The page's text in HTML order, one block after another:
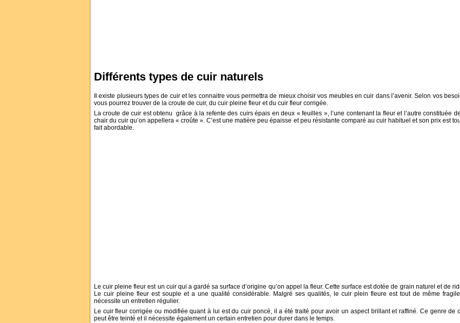
Différents types de cuir naturels
Il existe plusieurs types de cuir et les connaitre vous permettra de mieux choisir vos meubles en cuir dans l’avenir. Selon vos
vous pourrez trouver de la croute de cuir, du cuir pleine fleur et du cuir fleur corrigée.
La croute de cuir est obtenu grâce à la refente des cuirs épais en deux « feuilles », l’une contenant la fleur et l’autre constituée
chair du cuir qu’on appellera « croûte ». C’est une matière peu épaisse et peu résistante comparé au cuir habituel et son prix est
fait abordable.
Le cuir pleine fleur est un cuir qui a gardé sa surface d’origine qu’on appel la fleur. Cette surface est dotée de grain naturel et de
Le cuir pleine fleur est souple et a une qualité considérable. Malgré ses qualités, le cuir plein fleure est tout de même
nécessite un entretien régulier.
Le cuir fleur corrigée ou modifiée quant à lui est du cuir poncé, il a été traité pour avoir un aspect brillant et raffiné. Ce genre de
peut être teinté et il nécessite également un certain entretien pour durer dans le temps.